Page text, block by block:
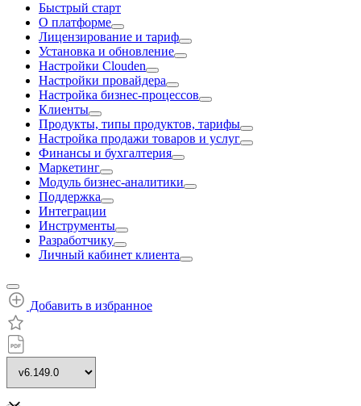
Быстрый старт
О платформе
Лицензирование и тариф
Установка и обновление
Настройки Clouden
Настройки провайдера
Настройка бизнес-процессов
Клиенты
Продукты, типы продуктов, тарифы
Настройка продажи товаров и услуг
Финансы и бухгалтерия
Маркетинг
Модуль бизнес-аналитики
Поддержка
Интеграции
Инструменты
Разработчику
Личный кабинет клиента
Добавить в избранное